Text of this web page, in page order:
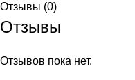
Отзывы (0)
Отзывы
Отзывов пока нет.